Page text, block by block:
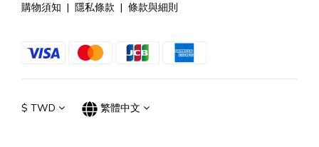
購物須知 | 隱私條款 | 條款與細則
$ TWD 繁體中文